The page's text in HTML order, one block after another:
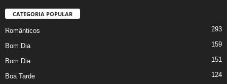
CATEGORIA POPULAR
Românticos 293
Bom Dia 159
Bom Dia 151
Boa Tarde 124